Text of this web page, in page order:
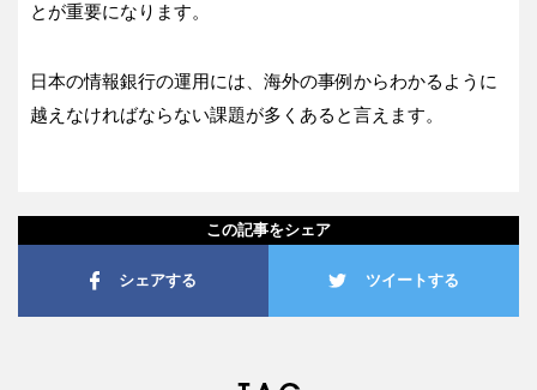
とが重要になります。
日本の情報銀行の運用には、海外の事例からわかるように
越えなければならない課題が多くあると言えます。
この記事をシェア
シェアする ツイートする